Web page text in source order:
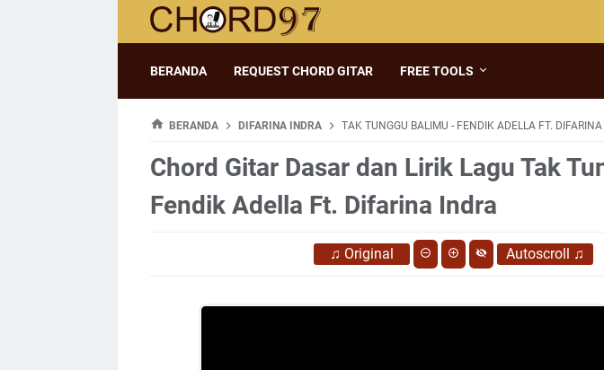
BERANDA REQUEST CHORD GITAR FREE TOOLS
BERANDA DIFARINA INDRA TAK TUNGGU BALIMU - FENDIK ADELLA FT. DIFARINA
Chord Gitar Dasar dan Lirik Lagu Tak
Fendik Adella Ft. Difarina Indra
♫ Original Autoscroll ♫